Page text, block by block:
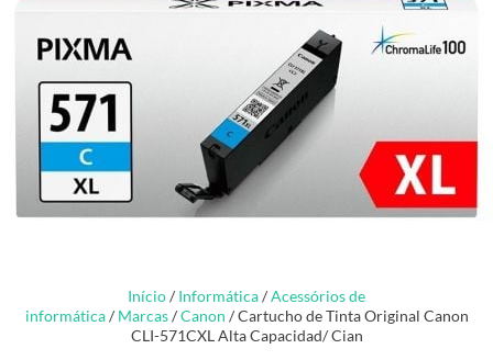
Início/ Informática/Acessórios de
informática/ Marcas/Canon / Cartucho de Tinta Original Canon
CLI-571CXL Alta Capacidad/ Cian